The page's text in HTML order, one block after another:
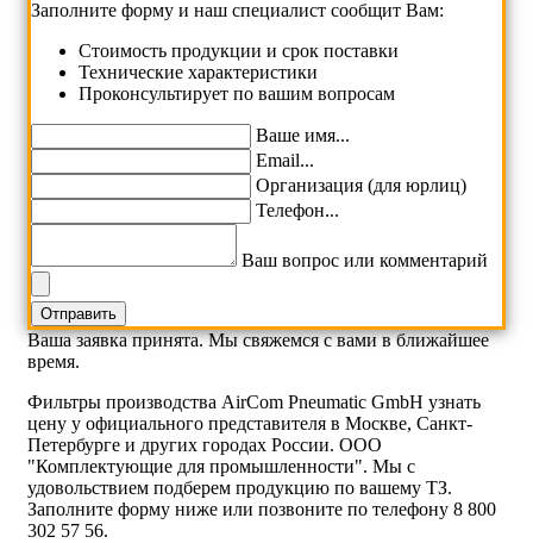
Заполните форму и наш специалист сообщит Вам:
Cтоимость продукции и срок поставки
Технические характеристики
Проконсультирует по вашим вопросам
Ваше имя...
Email...
Организация (для юрлиц)
Телефон...
Ваш вопрос или комментарий
Ваша заявка принята. Мы свяжемся с вами в ближайшее
время.
Фильтры производства AirCom Pneumatic GmbH узнать
цену у официального представителя в Москве, Санкт-
Петербурге и других городах России. ООО
"Комплектующие для промышленности". Мы с
удовольствием подберем продукцию по вашему ТЗ.
Заполните форму ниже или позвоните по телефону 8 800
302 57 56.